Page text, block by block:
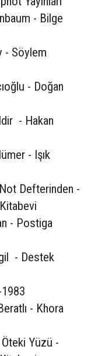
- Bilge
- Söylem
- Doğan
- Hakan
- Işık
Defterinden -
- Postiga
- Destek
1983
- Khora
Öteki Yüzü -